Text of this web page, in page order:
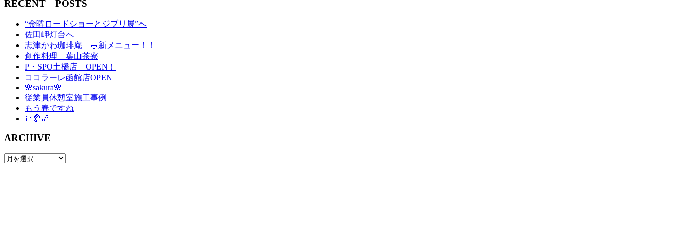
RECENT POSTS
“金曜ロードショーとジブリ展”へ
佐田岬灯台へ
志津かわ珈琲庵 🍚新メニュー！！
創作料理 葉山茶寮
P・SPO土橋店 OPEN！
ココラーレ函館店OPEN
🌸sakura🌸
従業員休憩室施工事例
もう春ですね
🍞🥐🥖
ARCHIVE
ARCHIVE